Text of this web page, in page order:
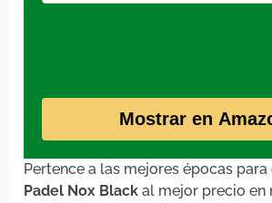
Mostrar en
Pertence a las mejores épocas
Padel Nox Black al mejor precio en